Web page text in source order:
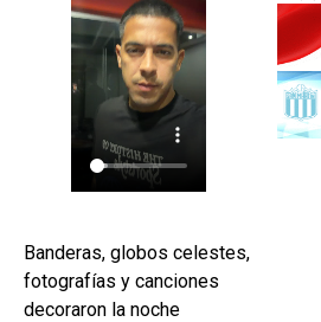
Banderas, globos celestes,
fotografías y canciones
decoraron la noche